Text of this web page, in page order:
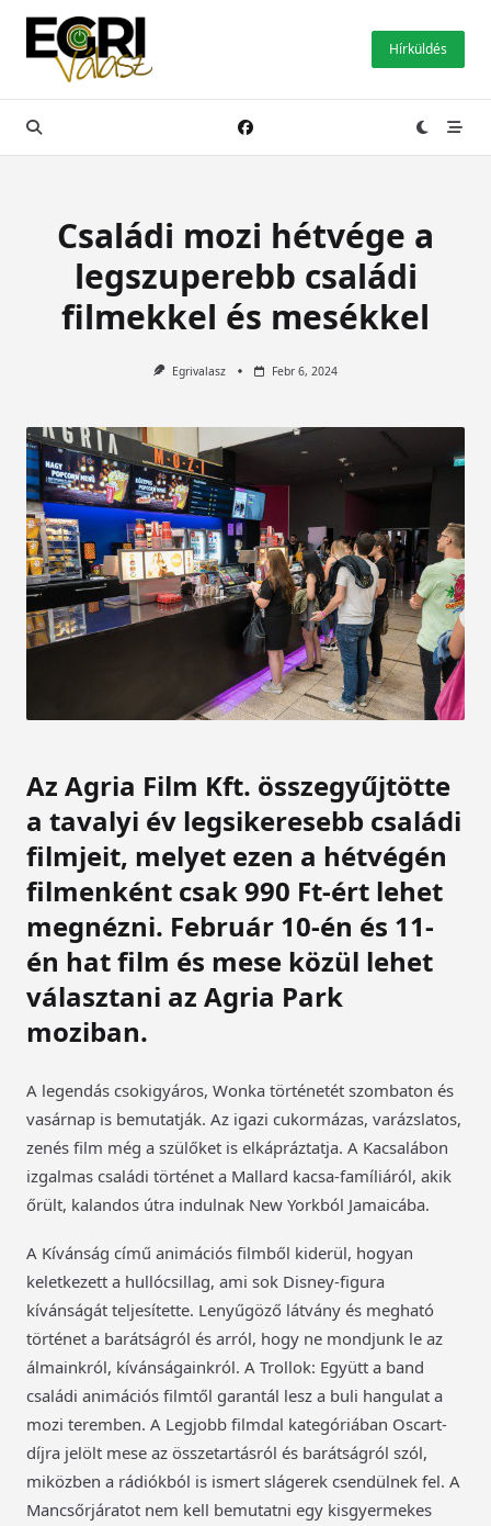
Skip
content
Hírküldés
Családi mozi hétvége a
legszuperebb családi
filmekkel és mesékkel
Egrivalasz Febr 6, 2024
Az Agria Film Kft. összegyűjtötte
a tavalyi év legsikeresebb családi
filmjeit, melyet ezen a hétvégén
filmenként csak 990 Ft-ért lehet
megnézni. Február 10-én és 11-
én hat film és mese közül lehet
választani az Agria Park
moziban.
A legendás csokigyáros, Wonka történetét szombaton és
vasárnap is bemutatják. Az igazi cukormázas, varázslatos,
zenés film még a szülőket is elkápráztatja. A Kacsalábon
izgalmas családi történet a Mallard kacsa-famíliáról, akik
őrült, kalandos útra indulnak New Yorkból Jamaicába.
A Kívánság című animációs filmből kiderül, hogyan
keletkezett a hullócsillag, ami sok Disney-figura
kívánságát teljesítette. Lenyűgöző látvány és megható
történet a barátságról és arról, hogy ne mondjunk le az
álmainkról, kívánságainkról. A Trollok: Együtt a band
családi animációs filmtől garantál lesz a buli hangulat a
mozi teremben. A Legjobb filmdal kategóriában Oscart-
díjra jelölt mese az összetartásról és barátságról szól,
miközben a rádiókból is ismert slágerek csendülnek fel. A
Mancsőrjáratot nem kell bemutatni egy kisgyermekes